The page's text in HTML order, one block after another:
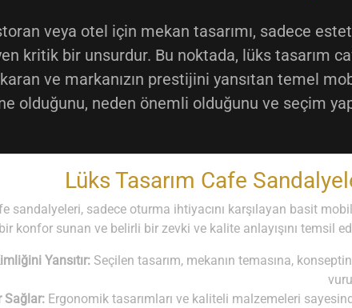
veya otel için mekan tasarımı, sadece
kritik bir unsurdur. Bu noktada, lüks tasarım
ve markanızın prestijini yansıtan temel
olduğunu, neden önemli olduğunu ve seçim
Lüks Tasarım Cafe
sandalyeleri, sadece oturma ihtiyacını karşılayan basit
konfor sunan ve belirli bir zevki ve kalite anlayışını temsil
Yansıtır:Seçilen tasarım, mekanın temasına,
Sağlar: Ergonomik tasarımları ve kaliteli malzemeleri